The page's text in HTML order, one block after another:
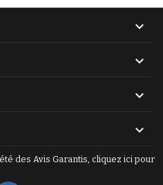




des Avis Garantis, cliquez ici pour